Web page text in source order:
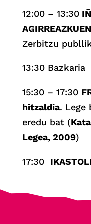
12:00 – 13:30
Zerbitzu
13:30 Bazkaria
15:30 – 17:30
hitzaldia. Lege
eredu bat (
Legea, 2009)
17:30